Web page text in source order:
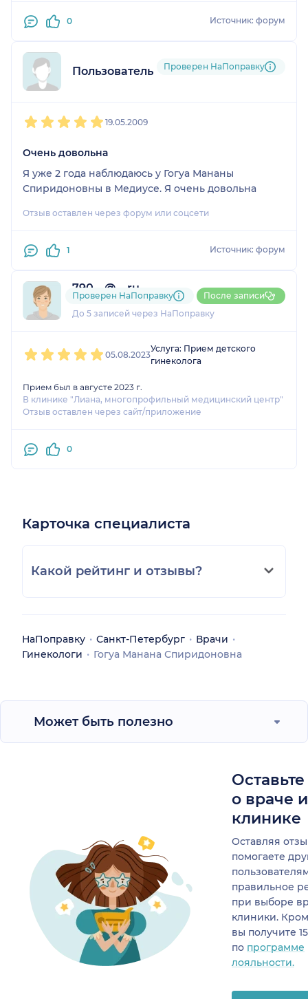
0 Источник: форум
Пользователь форумаПроверен НаПоправку
19.05.2009
Очень довольна
Я уже 2 года наблюдаюсь у Гогуа Мананы
Спиридоновны в Медиусе. Я очень довольна
Отзыв оставлен через форум или соцсети
1 Источник: форум
790....@....ru
1 оценка
До 5 записей через НаПоправку
Проверен НаПоправку После записи
05.08.2023
Услуга: Прием детского
гинеколога
Прием был в августе 2023 г.
В клинике "Лиана, многопрофильный медицинский центр"
Отзыв оставлен через сайт/приложение
0
Карточка специалиста
Какой рейтинг и отзывы?
НаПоправку Санкт-Петербург
Врачи
Гинекологи
Гогуа Манана Спиридоновна
Может быть полезно
о враче
клинике
Оставляя
помогаете
правильное
при выборе
клиники.
вы получите
по программе
лояльности.